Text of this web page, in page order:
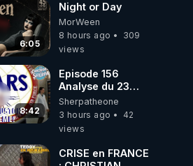
6:05
Night or Day
MorWeen
8 hours ago
309
views
8:42
Episode 156
Analyse du 23
février 2025 Elon
Musk : Houston ,
on a un problème
Sherpatheone
3 hours ago
42
views
CRISE en FRANCE